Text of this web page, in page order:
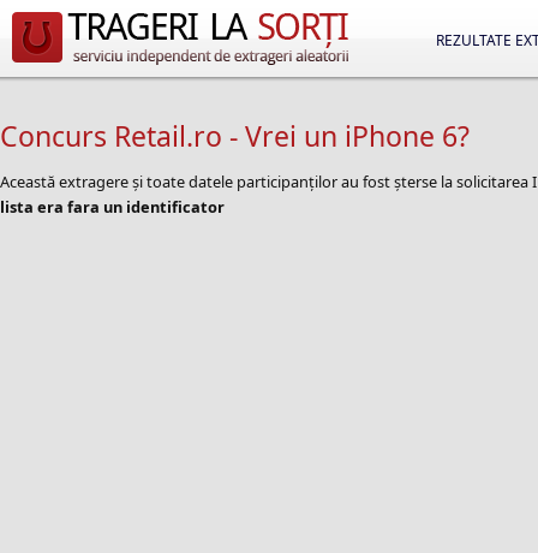
REZULTATE
Concurs Retail.ro - Vrei un iPhone 6?
Această extragere și toate datele participanților au fost șterse la
lista era fara un identificator